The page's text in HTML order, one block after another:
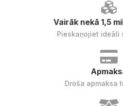
Vairāk nekā 1,5
Pieskaņojiet ideāli
Droša apmaksa